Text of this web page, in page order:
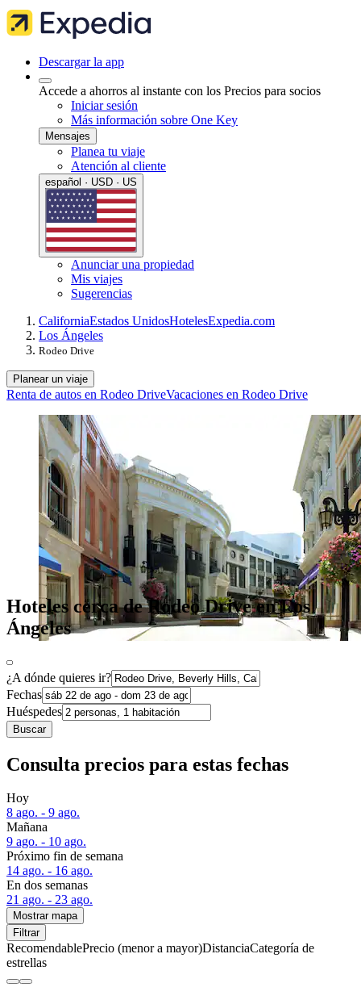
Descargar la app
Accede a ahorros al instante con los Precios para socios
Iniciar sesión
Más información sobre One Key
Mensajes
Planea tu viaje
Atención al cliente
español · USD · US
Anunciar una propiedad
Mis viajes
Sugerencias
CaliforniaEstados UnidosHotelesExpedia.com
Los Ángeles
Rodeo Drive
Planear un viaje
Renta de autos en Rodeo DriveVacaciones en Rodeo Drive
Hoteles cerca de Rodeo Drive en Los
Ángeles
¿A dónde quieres ir?
Fechas
Huéspedes
Buscar
Consulta precios para estas fechas
Hoy
8 ago. - 9 ago.
Mañana
9 ago. - 10 ago.
Próximo fin de semana
14 ago. - 16 ago.
En dos semanas
21 ago. - 23 ago.
Mostrar mapa
Filtrar
RecomendablePrecio (menor a mayor)DistanciaCategoría de
estrellas